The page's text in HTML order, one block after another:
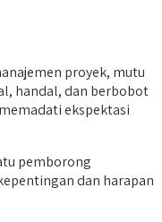
proyek, mutu
handal, dan berbobot
ekspektasi
pemborong
dan harapan